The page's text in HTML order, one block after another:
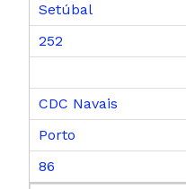
Setúbal
252
CDC Navais
Porto
86